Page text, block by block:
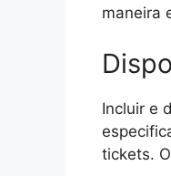
maneira
Incluir e
tickets.